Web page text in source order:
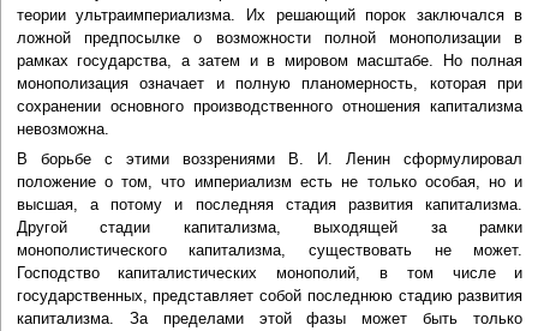
теории ультраимпериализма. Их решающий порок заключался в
ложной предпосылке о возможности полной монополизации в
рамках государства, а затем и в мировом масштабе. Но полная
монополизация означает и полную планомерность, которая при
сохранении основного производственного отношения капитализма
невозможна.
В борьбе с этими воззрениями В. И. Ленин сформулировал
положение о том, что империализм есть не только особая, но и
высшая, а потому и последняя стадия развития капитализма.
Другой стадии капитализма, выходящей за рамки
монополистического капитализма, существовать не может.
Господство капиталистических монополий, в том числе и
государственных, представляет собой последнюю стадию развития
капитализма. За пределами этой фазы может быть только